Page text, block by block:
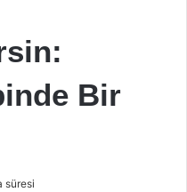
Bir
süresi